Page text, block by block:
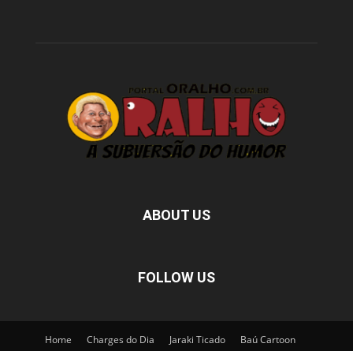
ABOUT US
FOLLOW US
Home Charges do Dia Jaraki Ticado
Baú Cartoon